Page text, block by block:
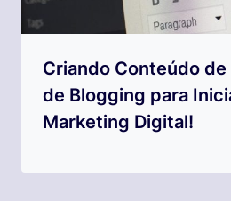
Criando Conteúdo de
de Blogging para
Marketing Digital!